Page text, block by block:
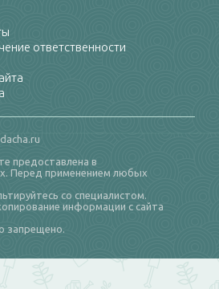
ответственности
предоставлена в
Перед применением любых
со специалистом.
информации с сайта
запрещено.